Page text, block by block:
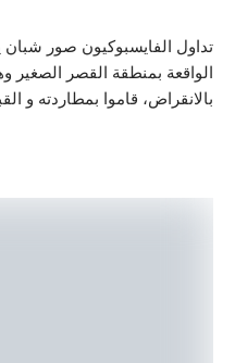
صور شبان ينحدرون من
القصر الصغير وهم
قاموا بمطاردته و القبض عليه